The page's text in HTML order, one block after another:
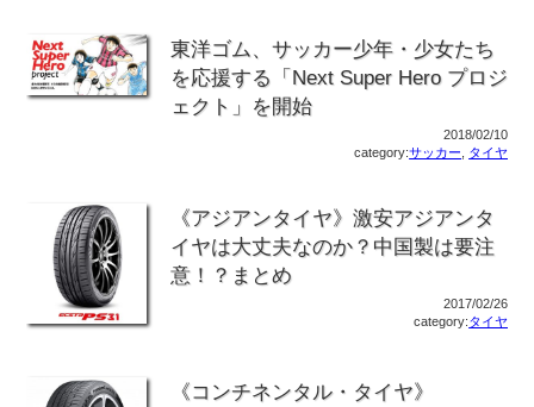
東洋ゴム、サッカー少年・少女たち
を応援する「Next Super Hero プロジ
ェクト」を開始
2018/02/10
category:サッカー タイヤ
《アジアンタイヤ》激安アジアンタ
イヤは大丈夫なのか？中国製は要注
意！？まとめ
2017/02/26
category:タイヤ
《コンチネンタル・タイヤ》